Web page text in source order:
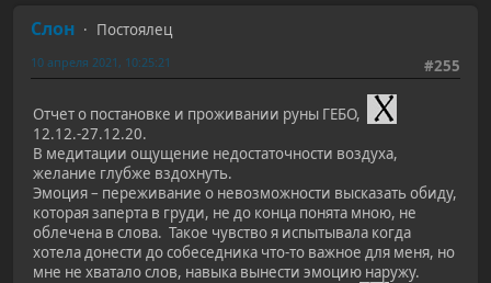
Слон
Постоялец
#255
10 апреля 2021, 10:25:21
Отчет о постановке и проживании руны ГЕБО,
12.12.-27.12.20.
В медитации ощущение недостаточности воздуха,
желание глубже вздохнуть.
Эмоция – переживание о невозможности высказать обиду,
которая заперта в груди, не до конца понята мною, не
облечена в слова. Такое чувство я испытывала когда
хотела донести до собеседника что-то важное для меня, но
мне не хватало слов, навыка вынести эмоцию наружу.